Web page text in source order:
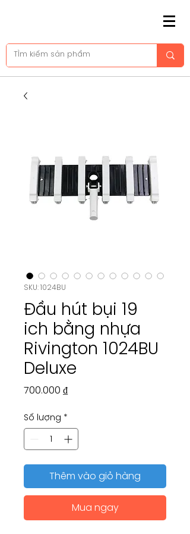
SKU: 1024BU
Đầu hút bụi 19
ich bằng nhựa
Rivington 1024BU
Deluxe
700.000 ₫Giá
Số lượng *
Thêm vào giỏ hàng
Mua ngay